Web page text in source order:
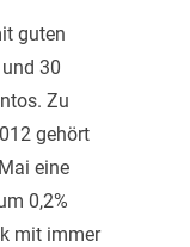
guten
30
Zu
gehört
eine
0,2%
mit immer